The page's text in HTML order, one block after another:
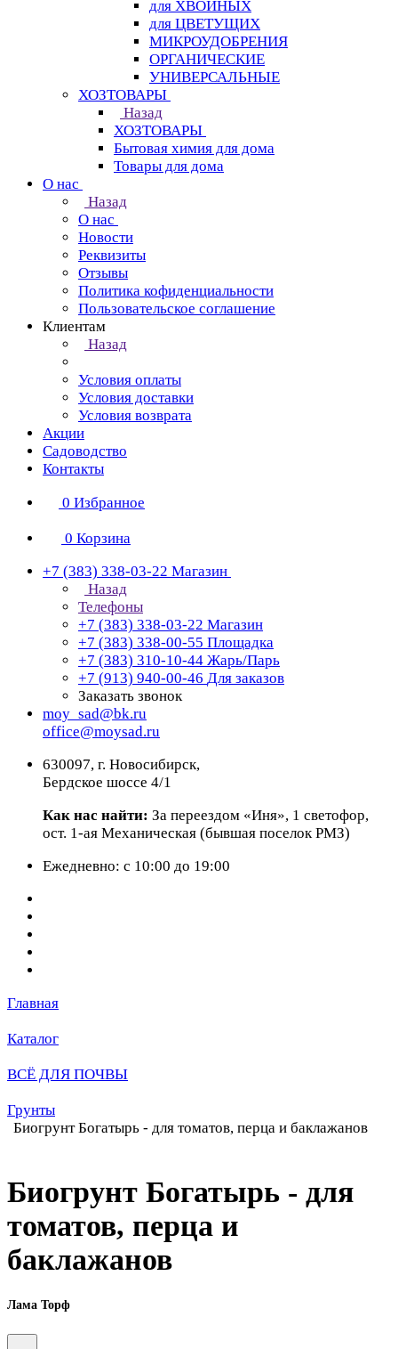
для ХВОЙНЫХ
для ЦВЕТУЩИХ
МИКРОУДОБРЕНИЯ
ОРГАНИЧЕСКИЕ
УНИВЕРСАЛЬНЫЕ
ХОЗТОВАРЫ
Назад
ХОЗТОВАРЫ
Бытовая химия для дома
Товары для дома
О нас
Назад
О нас
Новости
Реквизиты
Отзывы
Политика кофиденциальности
Пользовательское соглашение
Клиентам
Назад
Условия оплаты
Условия доставки
Условия возврата
Акции
Садоводство
Контакты
0 Избранное
0 Корзина
+7 (383) 338-03-22 Магазин
Назад
Телефоны
+7 (383) 338-03-22 Магазин
+7 (383) 338-00-55 Площадка
+7 (383) 310-10-44 Жарь/Парь
+7 (913) 940-00-46 Для заказов
Заказать звонок
moy_sad@bk.ru
office@moysad.ru
630097, г. Новосибирск,
Бердское шоссе 4/1
Как нас найти: За переездом «Иня», 1 светофор,
ост. 1-ая Механическая (бывшая поселок РМЗ)
Ежедневно: с 10:00 до 19:00
Главная
Каталог
ВСЁ ДЛЯ ПОЧВЫ
Грунты
Биогрунт Богатырь - для томатов, перца и баклажанов
Биогрунт Богатырь - для
томатов, перца и
баклажанов
Лама Торф